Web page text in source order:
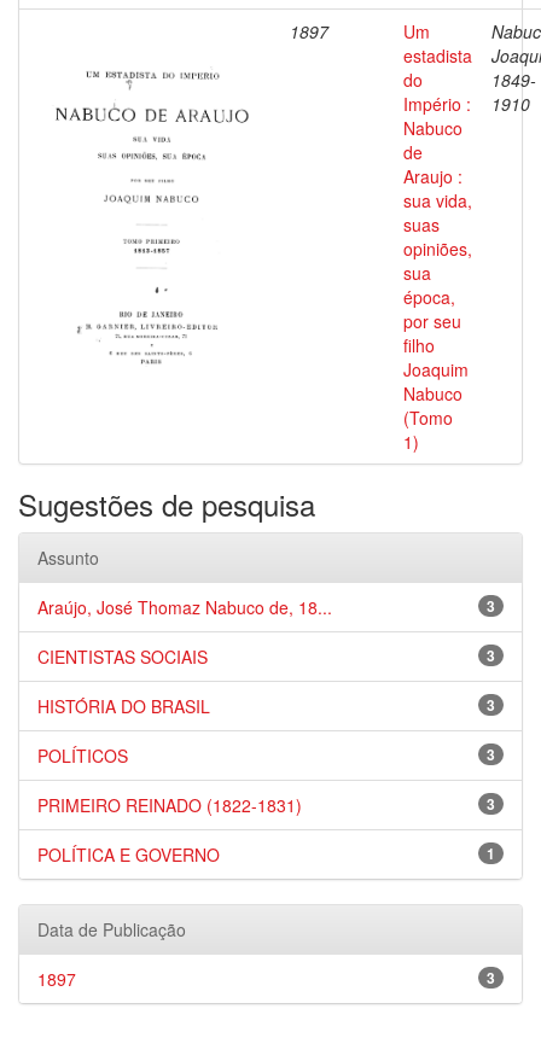
1897
Um
estadista
do
Império :
Nabuco
de
Araujo :
sua vida,
suas
opiniões,
sua
época,
por seu
filho
Joaquim
Nabuco
(Tomo
1)
1849-
1910
Sugestões de pesquisa
Assunto
3
Araújo, José Thomaz Nabuco de, 18...
3
CIENTISTAS SOCIAIS
3
HISTÓRIA DO BRASIL
3
POLÍTICOS
3
PRIMEIRO REINADO (1822-1831)
1
POLÍTICA E GOVERNO
Data de Publicação
3
1897